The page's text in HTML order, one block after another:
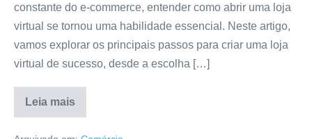
constante do e-commerce, entender como abrir uma loja
virtual se tornou uma habilidade essencial. Neste artigo,
vamos explorar os principais passos para criar uma loja
virtual de sucesso, desde a escolha […]
Leia mais